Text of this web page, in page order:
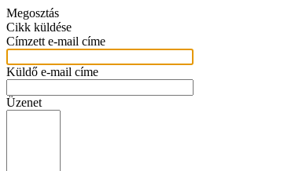
Megosztás
Cikk küldése
Címzett e-mail címe
Küldő e-mail címe
Üzenet